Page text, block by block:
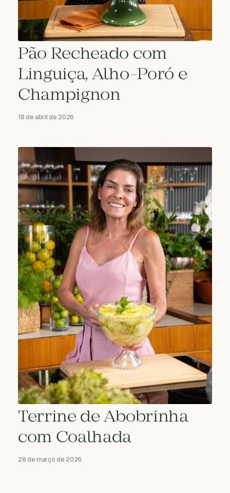
Pão Recheado com
Linguiça, Alho-Poró e
Champignon
18 de abril de 2026
Terrine de Abobrinha
com Coalhada
28 de março de 2026